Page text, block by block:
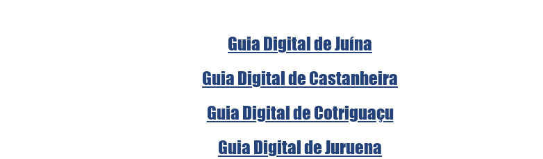
Guia Digital de Juína
Guia Digital de Castanheira
Guia Digital de Cotriguaçu
Guia Digital de Juruena